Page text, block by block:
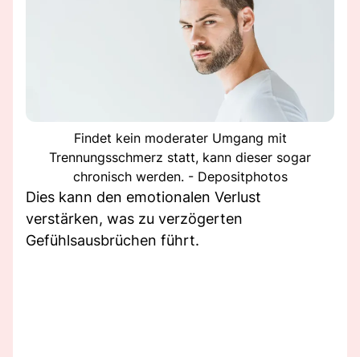
Findet kein moderater Umgang mit
Trennungsschmerz statt, kann dieser sogar
chronisch werden. - Depositphotos
Dies kann den emotionalen Verlust
verstärken, was zu verzögerten
Gefühlsausbrüchen führt.